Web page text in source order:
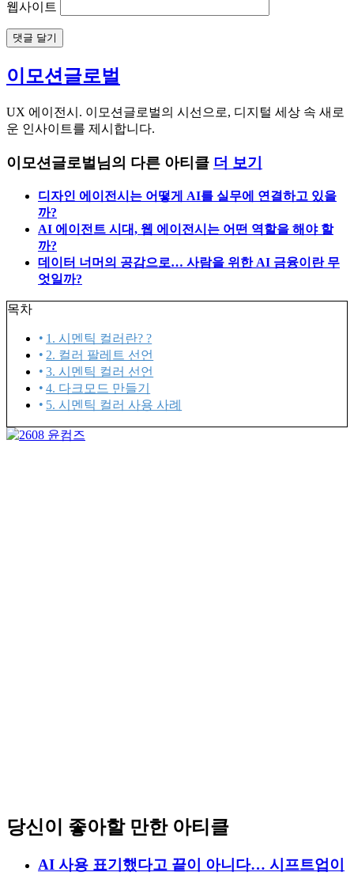
웹사이트
이모션글로벌
UX 에이전시. 이모션글로벌의 시선으로, 디지털 세상 속 새로
운 인사이트를 제시합니다.
이모션글로벌님의 다른 아티클 더 보기
디자인 에이전시는 어떻게 AI를 실무에 연결하고 있을
까?
AI 에이전트 시대, 웹 에이전시는 어떤 역할을 해야 할
까?
데이터 너머의 공감으로… 사람을 위한 AI 금융이란 무
엇일까?
목차
1. 시멘틱 컬러란? ?
2. 컬러 팔레트 선언
3. 시멘틱 컬러 선언
4. 다크모드 만들기
5. 시멘틱 컬러 사용 사례
당신이 좋아할 만한 아티클
AI 사용 표기했다고 끝이 아니다… 시프트업이